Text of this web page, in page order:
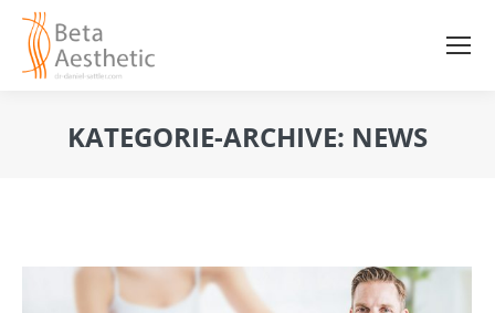
KATEGORIE-ARCHIVE: NEWS